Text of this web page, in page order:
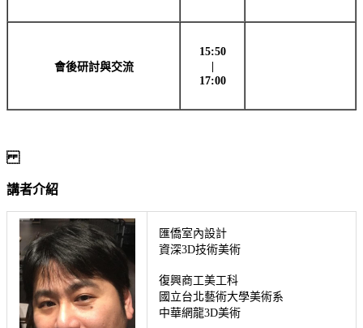
會後研討與交流
15:50
17:00
講者介紹
匯僑室內設計
資深3D技術美術
復興商工美工科
國立台北藝術大學美術系
中華網龍3D美術